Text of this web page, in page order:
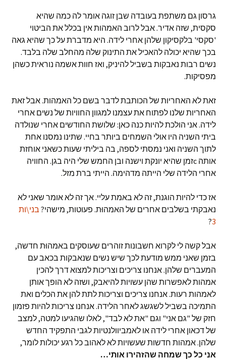
גרסון גם משתפת בעובדה שבן זוגה אומר לה כמה שהיא
סקסית, שזה אדיר. אבל לרוב האמהות אין בכלל את הביטוי
'סקסי' בלקסיקון שלהן אחרי לידה. היא מדברת על כך שהיא גאה
בכך שהיא יכולה להאכיל את התינוק שלה מהחלב שלה בלבד.
נשים רבות נאבקות בשביל להיניק, ואז חוות אשמה נוראית כשהן
מפסיקות.
זאת לא האחריות של הכותבת לדבר בשם כל האמהות. אבל זאת
האחריות שלנו לפתוח את עצמנו למגוון החוויות של נשים אחרי
לידה. אני הולכת להיות כנה כאן: שלושת החודשים אחרי שנולדה
ביתי השניה היו אולי השמחים ביותר בחיי. שתינו נמסנו אחת
לתוך השניה ואני נמסתי לספה, בה ביליתי שעות כשאני אוחזת
אותה cזמן שהיא יונקת וישנה ובן החמש שלי היה בגן. החוויה
אחרי הלידה שלי הייתה מדהימה. הייתי ברת מזל.
אז כדי להיות הוגנת, זה לא באמת עליי. אך זה לא אומר שאני לא
נאבקתי בשלבים אחרים של האמהוּת. פעוטות, מישהי? בני\ות
3
?
אבל קשה לי לקרוא חשבונות זוהרים שעוסקים באמהוּת חדשה,
בזמן שאני ממש מודעת לכך שיש נשים שנאבקות בכאב עם
המעברים שלהן. אנחנו צריכים וצריכות למצוא דרך להכין
אמהות לאפשרות שהן עשויות להיאבק, ושזה לא הופך אותן
לאמהות רעות. אנחנו צריכים וצריכות לתת להן את הכלים ואת
התמיכה בשביל לשגשג לאחר הלידה. אנחנו צריכות להיות פזמון
חזק של "גם אני" וגם "את לא לבד", לאלו שהגיעו למטה, למצב
של דכאון אחרי לידה או לאמביוולנטיות לגבי התפקיד החדש
שלהן. אמהות חדשות שעשויות לא לאהוב כל רגע יכולות לומר,
אני כל כך שמחה שהזהירו אותי…